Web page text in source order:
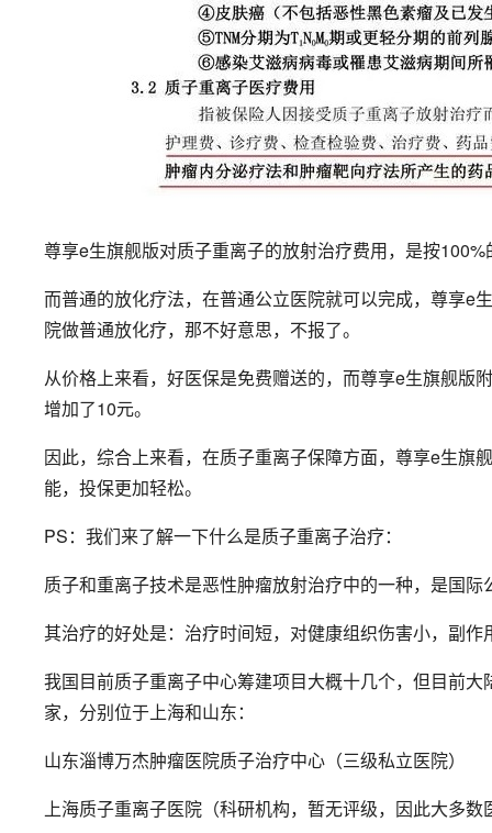
尊享e生旗舰版对质子重离子的放射治疗费用，是按
而普通的放化疗法，在普通公立医院就可以完成，尊享e
院做普通放化疗，那不好意思，不报了。
从价格上来看，好医保是免费赠送的，而尊享e生旗舰版
增加了10元。
因此，综合上来看，在质子重离子保障方面，尊享e生旗
能，投保更加轻松。
PS：我们来了解一下什么是质子重离子治疗：
质子和重离子技术是恶性肿瘤放射治疗中的一种，是国
其治疗的好处是：治疗时间短，对健康组织伤害小，副
我国目前质子重离子中心筹建项目大概十几个，但目前
家，分别位于上海和山东：
山东淄博万杰肿瘤医院质子治疗中心（三级私立医院）
上海质子重离子医院（科研机构，暂无评级，因此大多